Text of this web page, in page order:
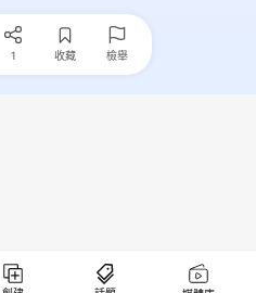
1 收藏 檢舉